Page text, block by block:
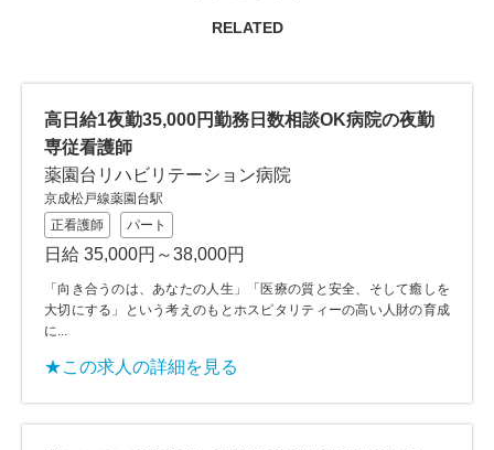
RELATED
高日給1夜勤35,000円勤務日数相談OK病院の夜勤
専従看護師
薬園台リハビリテーション病院
京成松戸線薬園台駅
正看護師
パート
日給 35,000円～38,000円
「向き合うのは、あなたの人生」「医療の質と安全、そして癒しを
大切にする」という考えのもとホスピタリティーの高い人財の育成
に...
★この求人の詳細を見る